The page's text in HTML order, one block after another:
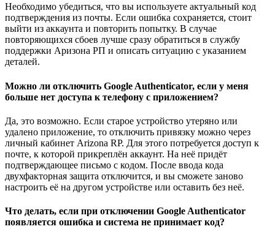
Необходимо убедиться, что вы используете актуальный код
подтверждения из почты. Если ошибка сохраняется, стоит
выйти из аккаунта и повторить попытку. В случае
повторяющихся сбоев лучше сразу обратиться в службу
поддержки Аризона РП и описать ситуацию с указанием
деталей.
Можно ли отключить Google Authenticator, если у меня
больше нет доступа к телефону с приложением?
Да, это возможно. Если старое устройство утеряно или
удалено приложение, то отключить привязку можно через
личный кабинет Arizona RP. Для этого потребуется доступ к
почте, к которой прикреплён аккаунт. На неё придёт
подтверждающее письмо с кодом. После ввода кода
двухфакторная защита отключится, и вы сможете заново
настроить её на другом устройстве или оставить без неё.
Что делать, если при отключении Google Authenticator
появляется ошибка и система не принимает код?